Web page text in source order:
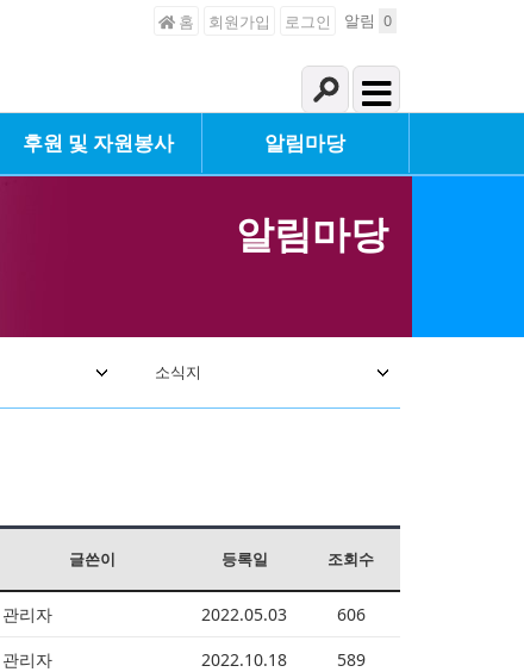
홈 회원가입 로그인 알림 0
후원 및 자원봉사 알림마당
알림마당
소식지
글쓴이 등록일 조회수
관리자 2022.05.03
606
관리자 2022.10.18
589